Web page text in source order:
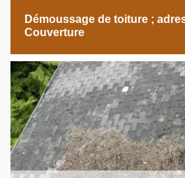
Démoussage de toiture ;
Couverture